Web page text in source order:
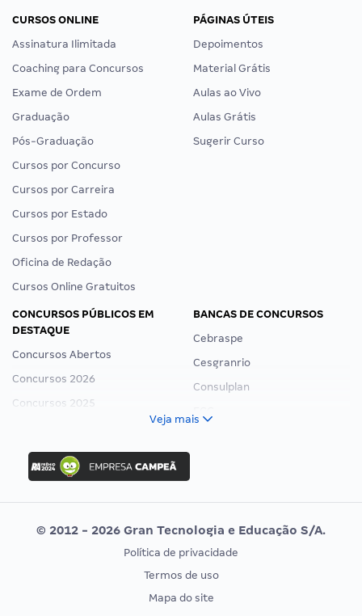
CURSOS ONLINE
Assinatura Ilimitada
Coaching para Concursos
Exame de Ordem
Graduação
Pós-Graduação
Cursos por Concurso
Cursos por Carreira
Cursos por Estado
Cursos por Professor
Oficina de Redação
Cursos Online Gratuitos
PÁGINAS ÚTEIS
Depoimentos
Material Grátis
Aulas ao Vivo
Aulas Grátis
Sugerir Curso
CONCURSOS PÚBLICOS EM
DESTAQUE
Concursos Abertos
Concursos 2026
Concursos 2025
Concurso Ibama
Concurso MPU
Editais publicados
BANCAS DE CONCURSOS
Cebraspe
Cesgranrio
Consulplan
Vunesp
CONCURSOS POR PROFISSÃO
EXAME DE ORDEM
Veja mais
© 2012 - 2026 Gran Tecnologia e Educação S/A.
Política de privacidade
Termos de uso
Mapa do site